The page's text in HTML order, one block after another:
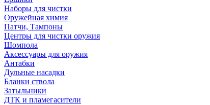
Наборы для чистки
Оружейная химия
Патчи, Тампоны
Центры для чистки оружия
Шомпола
Аксессуары для оружия
Антабки
Дульные насадки
Бланки ствола
Затыльники
ДТК и пламегасители